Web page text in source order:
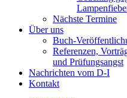
Nächste Termine
Über uns
Buch-
Referenzen,
und Prüfungsangst
Nachrichten vom D-I
Kontakt